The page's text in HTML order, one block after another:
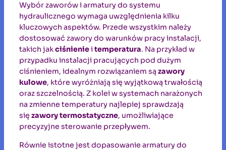
Wybór zaworów i armatury do systemu
hydraulicznego wymaga uwzględnienia kilku
kluczowych aspektów. Przede wszystkim należy
dostosować zawory do warunków pracy instalacji,
takich jakciśnieniei temperatura. Na przykład w
przypadku instalacji pracujących pod dużym
ciśnieniem, idealnym rozwiązaniem są zawory
kulowe, które wyróżniają się wyjątkową trwałością
oraz szczelnością. Z kolei w systemach narażonych
na zmienne temperatury najlepiej sprawdzają
się zawory termostatyczne, umożliwiające
precyzyjne sterowanie przepływem.
Równie istotne jest dopasowanie armatury do